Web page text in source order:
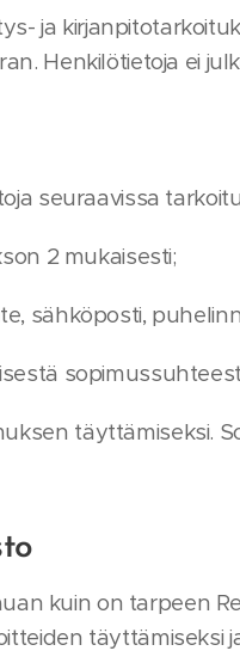
ja
Henkilötietoja ei
seuraavissa
2 mukaisesti;
sähköposti,
täyttämiseksi.
kuin on tarpeen
täyttämiseksi